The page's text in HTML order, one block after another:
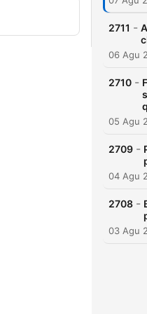
2711 -
06 Agu
2710 -
05 Agu
2709 -
04 Agu
2708 -
03 Agu